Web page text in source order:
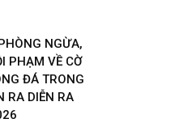
NGỪA,
PHẠM VỀ CỜ
ĐÁ TRONG
RA DIỄN RA